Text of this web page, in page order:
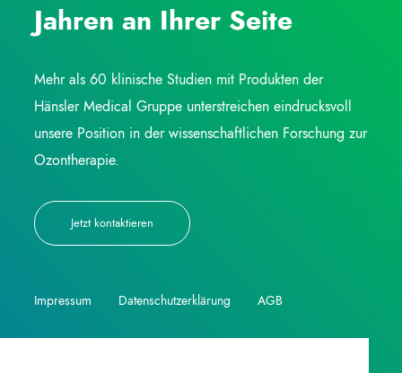
Jahren an Ihrer Seite
Mehr als 60 klinische Studien mit Produkten der
Hänsler Medical Gruppe unterstreichen eindrucksvoll
unsere Position in der wissenschaftlichen Forschung zur
Ozontherapie.
Jetzt kontaktieren
Impressum Datenschutzerklärung AGB